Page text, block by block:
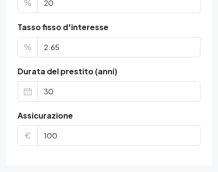
%
Tasso fisso d'interesse
%
Durata del prestito (anni)
Assicurazione
€